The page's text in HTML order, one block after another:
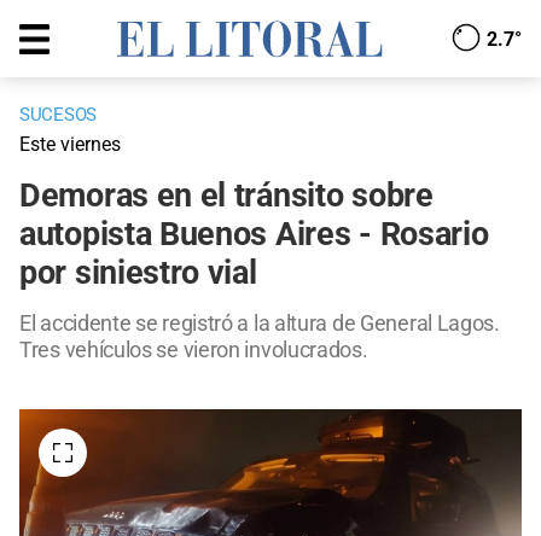
2.7°
SUCESOS
Este viernes
Demoras en el tránsito sobre
autopista Buenos Aires - Rosario
por siniestro vial
El accidente se registró a la altura de General Lagos.
Tres vehículos se vieron involucrados.